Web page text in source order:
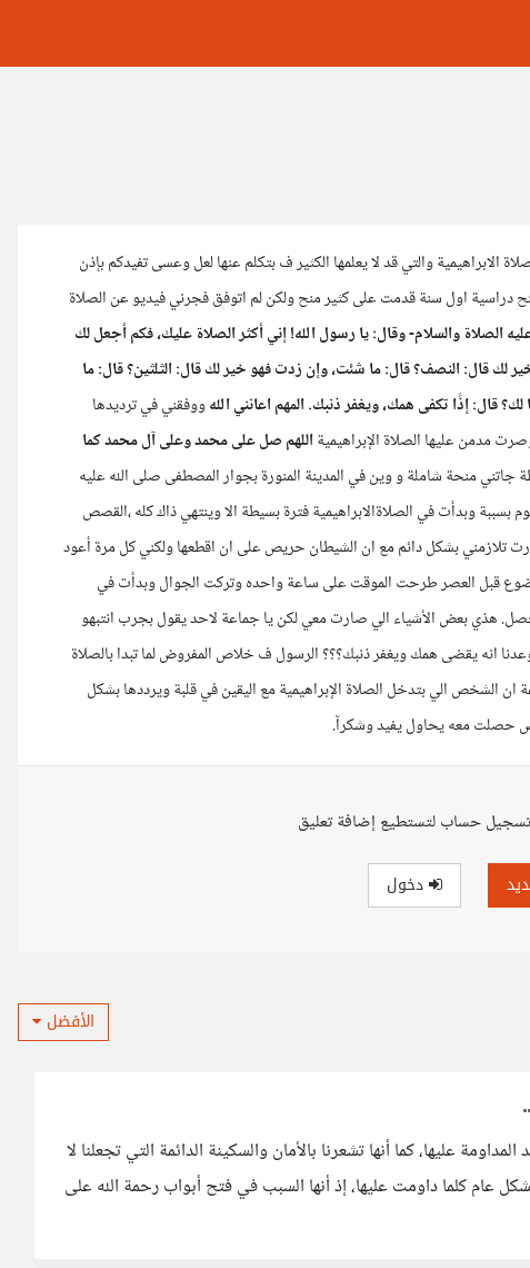
الابراهيمية والتي قد لا يعلمها الكثير ف بتكلم عنها لعل وعسى تفيدكم بإذن
دراسية اول سنة قدمت على كثير منح ولكن لم اتوفق فجرني فيديو عن الصلاة
الصلاة والسلام- وقال: يا رسول الله! إني أكثر الصلاة عليك، فكم أجعل لك
لك قال: النصف؟ قال: ما شئت، وإن زدت فهو خير لك قال: الثلثين؟ قال: ما
قال: إذًا تكفى همك، ويغفر ذنبك. المهم اعانني اللهووفقني في ترديدها
مدمن عليها الصلاة الإبراهيميةاللهم صل على محمد وعلى آل محمد كما
جاتني منحة شاملة و وين في المدينة المنورة بجوار المصطفى صلى الله عليه
وبدأت في الصلاةالابراهيمية فترة بسيطة الا وينتهي ذاك كله ،القصص
تلازمني بشكل دائم مع ان الشيطان حريص على ان اقطعها ولكني كل مرة أعود
قبل العصر طرحت الموقت على ساعة واحده وتركت الجوال وبدأت في
هذي بعض الأشياء الي صارت معي لكن يا جماعة لاحد يقول بجرب انتبهو
انه يقضى همك ويغفر ذنبك؟؟؟ الرسول ف خلاص المفروض لما تبدا بالصلاة
الشخص الي بتدخل الصلاة الإبراهيمية مع اليقين في قلبة ويرددها بشكل
حصلت معه يحاول يفيد وشكرآ.
حساب لتستطيع إضافة تعليق
دخول
الأفضل
عليها، كما أنها تشعرنا بالأمان والسكينة الدائمة التي تجعلنا لا
عام كلما داومت عليها، إذ أنها السبب في فتح أبواب رحمة الله على